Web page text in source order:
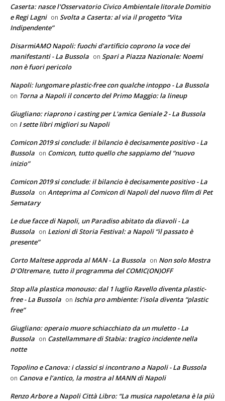
Caserta: nasce l'Osservatorio Civico Ambientale litorale Domitio
e Regi Lagni on Svolta a Caserta: al via il progetto “Vita
Indipendente”
DisarmiAMO Napoli: fuochi d'artificio coprono la voce dei
manifestanti - La Bussola on Spari a Piazza Nazionale: Noemi
non è fuori pericolo
Napoli: lungomare plastic-free con qualche intoppo - La Bussola
on Torna a Napoli il concerto del Primo Maggio: la lineup
Giugliano: riaprono i casting per L'amica Geniale 2 - La Bussola
on I sette libri migliori su Napoli
Comicon 2019 si conclude: il bilancio è decisamente positivo - La
Bussola on Comicon, tutto quello che sappiamo del “nuovo
inizio”
Comicon 2019 si conclude: il bilancio è decisamente positivo - La
Bussola on Anteprima al Comicon di Napoli del nuovo film di Pet
Sematary
Le due facce di Napoli, un Paradiso abitato da diavoli - La
Bussola on Lezioni di Storia Festival: a Napoli “il passato è
presente”
Corto Maltese approda al MAN - La Bussola on Non solo Mostra
D’Oltremare, tutto il programma del COMIC(ON)OFF
Stop alla plastica monouso: dal 1 luglio Ravello diventa plastic-
free - La Bussola on Ischia pro ambiente: l’isola diventa “plastic
free”
Giugliano: operaio muore schiacchiato da un muletto - La
Bussola on Castellammare di Stabia: tragico incidente nella
notte
Topolino e Canova: i classici si incontrano a Napoli - La Bussola
on Canova e l’antico, la mostra al MANN di Napoli
Renzo Arbore a Napoli Città Libro: “La musica napoletana è la più